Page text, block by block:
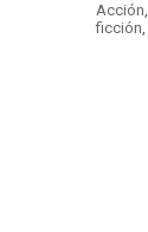
Acción,
ficción,